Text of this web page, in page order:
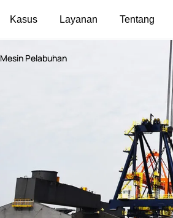
Kasus Layanan Tentang
Mesin Pelabuhan